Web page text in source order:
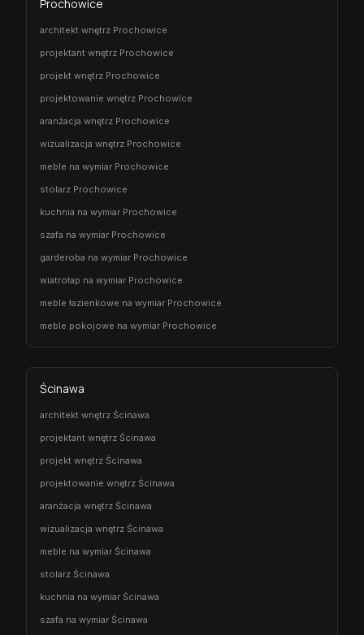
Prochowice
architekt wnętrz Prochowice
projektant wnętrz Prochowice
projekt wnętrz Prochowice
projektowanie wnętrz Prochowice
aranżacja wnętrz Prochowice
wizualizacja wnętrz Prochowice
meble na wymiar Prochowice
stolarz Prochowice
kuchnia na wymiar Prochowice
szafa na wymiar Prochowice
garderoba na wymiar Prochowice
wiatrołap na wymiar Prochowice
meble łazienkowe na wymiar Prochowice
meble pokojowe na wymiar Prochowice
Ścinawa
architekt wnętrz Ścinawa
projektant wnętrz Ścinawa
projekt wnętrz Ścinawa
projektowanie wnętrz Ścinawa
aranżacja wnętrz Ścinawa
wizualizacja wnętrz Ścinawa
meble na wymiar Ścinawa
stolarz Ścinawa
kuchnia na wymiar Ścinawa
szafa na wymiar Ścinawa